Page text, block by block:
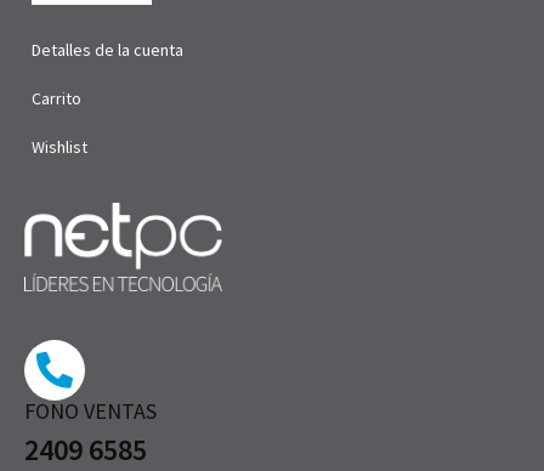
FONO VENTAS
2409 6585
Detalles de la cuenta
Carrito
Wishlist